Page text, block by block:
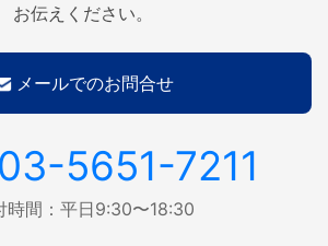
お伝えください。
メールでのお問合せ
03-5651-7211
時間：平日9:30〜18:30